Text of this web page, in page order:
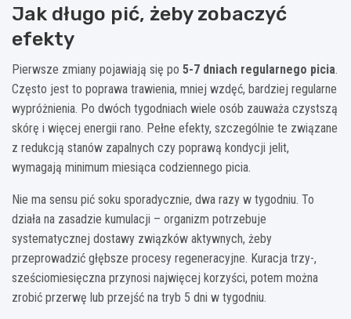
Jak długo pić, żeby zobaczyć
efekty
Pierwsze zmiany pojawiają się po 5-7 dniach regularnego picia.
Często jest to poprawa trawienia, mniej wzdęć, bardziej regularne
wypróżnienia. Po dwóch tygodniach wiele osób zauważa czystszą
skórę i więcej energii rano. Pełne efekty, szczególnie te związane
z redukcją stanów zapalnych czy poprawą kondycji jelit,
wymagają minimum miesiąca codziennego picia.
Nie ma sensu pić soku sporadycznie, dwa razy w tygodniu. To
działa na zasadzie kumulacji – organizm potrzebuje
systematycznej dostawy związków aktywnych, żeby
przeprowadzić głębsze procesy regeneracyjne. Kuracja trzy-,
sześciomiesięczna przynosi najwięcej korzyści, potem można
zrobić przerwę lub przejść na tryb 5 dni w tygodniu.